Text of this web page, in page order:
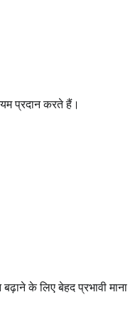
प्रदान करते हैं।
के लिए बेहद प्रभावी माना